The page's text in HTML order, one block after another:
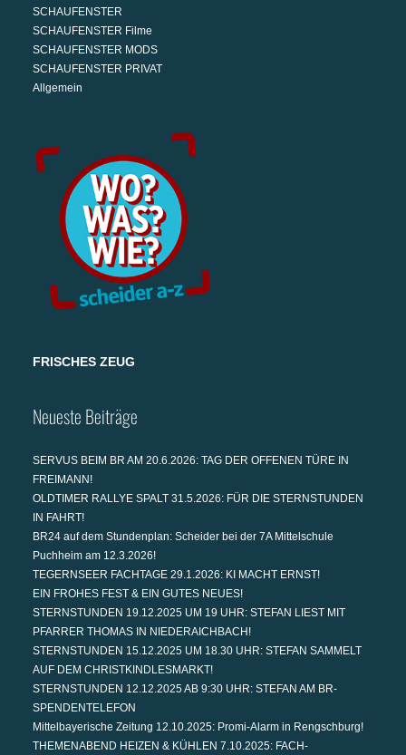
SCHAUFENSTER
SCHAUFENSTER Filme
SCHAUFENSTER MODS
SCHAUFENSTER PRIVAT
Allgemein
FRISCHES ZEUG
Neueste Beiträge
SERVUS BEIM BR AM 20.6.2026: TAG DER OFFENEN TÜRE IN
FREIMANN!
OLDTIMER RALLYE SPALT 31.5.2026: FÜR DIE STERNSTUNDEN
IN FAHRT!
BR24 auf dem Stundenplan: Scheider bei der 7A Mittelschule
Puchheim am 12.3.2026!
TEGERNSEER FACHTAGE 29.1.2026: KI MACHT ERNST!
EIN FROHES FEST & EIN GUTES NEUES!
STERNSTUNDEN 19.12.2025 UM 19 UHR: STEFAN LIEST MIT
PFARRER THOMAS IN NIEDERAICHBACH!
STERNSTUNDEN 15.12.2025 UM 18.30 UHR: STEFAN SAMMELT
AUF DEM CHRISTKINDLESMARKT!
STERNSTUNDEN 12.12.2025 AB 9:30 UHR: STEFAN AM BR-
SPENDENTELEFON
Mittelbayerische Zeitung 12.10.2025: Promi-Alarm in Rengschburg!
THEMENABEND HEIZEN & KÜHLEN 7.10.2025: FACH-